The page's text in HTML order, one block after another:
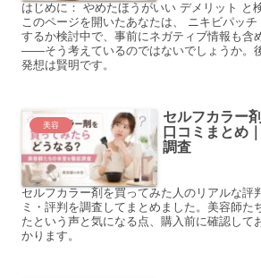
はじめに： やめたほうがいい デメリット と
このページを開いたあなたは、 ニキビパッ
するか検討中で、事前にネガティブ情報も含
――そう考えているのではないでしょうか。
発想は賢明です。
美容
セルフカラー
口コミまとめ
調査
セルフカラー剤を買ってみた人のリアルな評
ミ・評判を調査してまとめました。美容師た
たという声と気になる点、購入前に確認して
かります。